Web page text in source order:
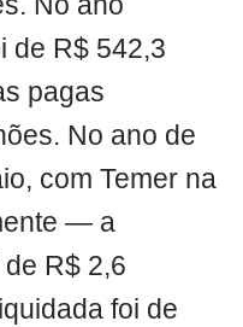
de R$ 542,3
pagas
No ano de
com Temer na
— a
R$ 2,6
foi de